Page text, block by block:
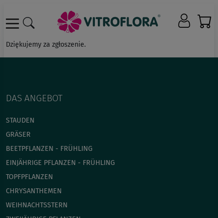
Dziękujemy za zgłoszenie.
DAS ANGEBOT
STAUDEN
GRÄSER
BEETPFLANZEN - FRÜHLING
EINJÄHRIGE PFLANZEN - FRÜHLING
TOPFPFLANZEN
CHRYSANTHEMEN
WEIHNACHTSSTERN